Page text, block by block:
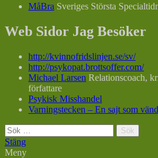
MåBra Sveriges Största
Web Sidor Jag Besöker
http://kvinnofridslinjen.se/sv/
http://psykopat.brottsoffer.com/
Michael Larsen Relationscoach,
författare
Psykisk Misshandel
Varningstecken – En sajt som
Sök
efter:
Stäng
Meny